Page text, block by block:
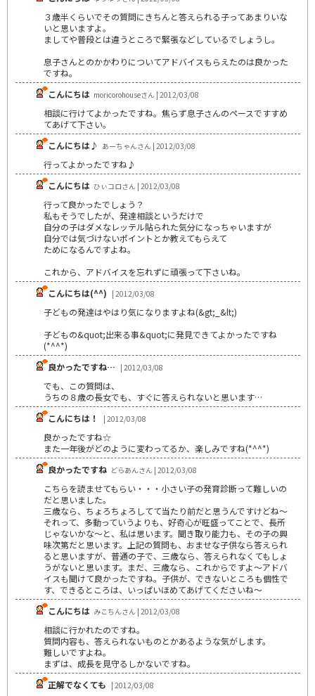
３歳半くらいでその質問にきちんと答えられる子ってあまりいな
いと思いますよ。
ましてや普段とは違うところで緊張などしているでしょうし。
息子さんとのかかわりについてアドバイスもらえたのは良かった
ですね。
こんにちは moricorohouseさん | 2012/03/08
相談に行けてよかったですね。焦らず息子さんのペースですすめ
てあげて下さい。
こんにちは♪ あーちゃんさん | 2012/03/08
行ってよかったですね♪
こんにちは ひぃコロさん | 2012/03/08
行って良かったでしょう？
私もそうでしたが、発達相談というだけで
自分の子はダメなレッテル貼られた気分になっちゃいますが
自分では気づけないポイントとか教えてもらえて
ためになるんですよね。
これから、アドバイスを忘れずに頑張って下さいね。
こんにちは(^^) | 2012/03/08
子どもの発達はやはり気になりますよね(&gt;_&lt;)
子どもの&quot;出来る事&quot;に発見できてよかったですね
(*^^*)
良かったですね… | 2012/03/08
でも、この質問は、
うちの８歳の長女でも、すぐに答えられないと思います…
こんにちは！
| 2012/03/08
良かったですね☆
また一年後がどのように変わってるか、楽しみですね(*^^*)
良かったですね どらあんさん | 2012/03/08
こちらを読ませてもらい・・・小さい子の発育診断って難しいの
だと思いました。
三歳なら、ちょろちょろしてて当たり前だと思うんですけどね～
それって、多動っていうよりも、好奇心が旺盛ってことで、長所
じゃないかな～と、私は思います。聞き取り能力も、その子の興
味次第だと思います。上記の質問も、おませな子供なら答えられ
ると思いますが、普通の子で、三歳なら、答えられなくてもしょ
うがないと思います。まだ、三歳なら、これからですよ～アドバ
イスも聞けて良かったですね。子供が、できないところも個性で
す、できるところは、いっぱいほめてあげてくださいね～
こんにちは みこちんさん | 2012/03/08
相談に行かれたのですね。
質問内容も、答えられないものとかあるような気がします。
難しいですよね。
まずは、成長を見守るしかないですね。
正解でなくても | 2012/03/08